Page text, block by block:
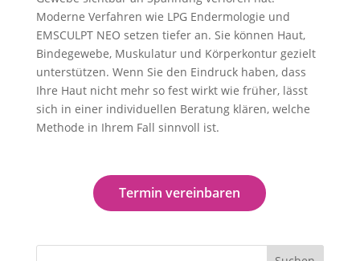
Moderne Verfahren wie LPG Endermologie und
EMSCULPT NEO setzen tiefer an. Sie können Haut,
Bindegewebe, Muskulatur und Körperkontur gezielt
unterstützen. Wenn Sie den Eindruck haben, dass
Ihre Haut nicht mehr so fest wirkt wie früher, lässt
sich in einer individuellen Beratung klären, welche
Methode in Ihrem Fall sinnvoll ist.
Termin vereinbaren